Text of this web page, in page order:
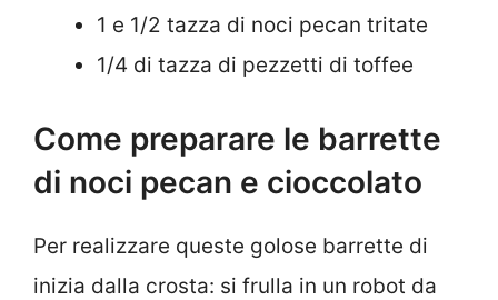
1 e 1/2 tazza di noci pecan tritate
1/4 di tazza di pezzetti di toffee
Come preparare le barrette
di noci pecan e cioccolato
Per realizzare queste golose barrette di
inizia dalla crosta: si frulla in un robot da